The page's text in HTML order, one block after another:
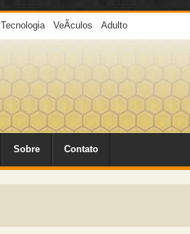
Tecnologia VeÃ­culos Adulto
Sobre Contato